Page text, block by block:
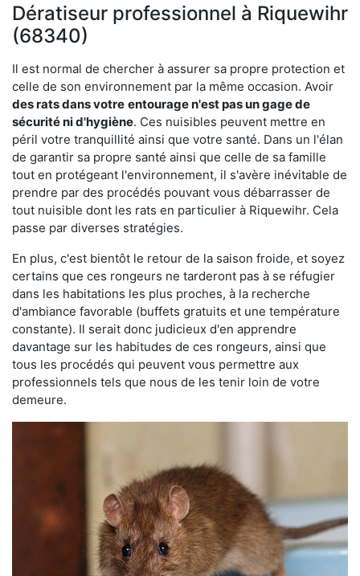
Dératiseur professionnel à Riquewihr
(68340)
Il est normal de chercher à assurer sa propre protection et
celle de son environnement par la même occasion. Avoir
des rats dans votre entourage n'est pas un gage de
sécurité ni d'hygiène. Ces nuisibles peuvent mettre en
péril votre tranquillité ainsi que votre santé. Dans un l'élan
de garantir sa propre santé ainsi que celle de sa famille
tout en protégeant l'environnement, il s'avère inévitable de
prendre par des procédés pouvant vous débarrasser de
tout nuisible dont les rats en particulier à Riquewihr. Cela
passe par diverses stratégies.
En plus, c'est bientôt le retour de la saison froide, et soyez
certains que ces rongeurs ne tarderont pas à se réfugier
dans les habitations les plus proches, à la recherche
d'ambiance favorable (buffets gratuits et une température
constante). Il serait donc judicieux d'en apprendre
davantage sur les habitudes de ces rongeurs, ainsi que
tous les procédés qui peuvent vous permettre aux
professionnels tels que nous de les tenir loin de votre
demeure.